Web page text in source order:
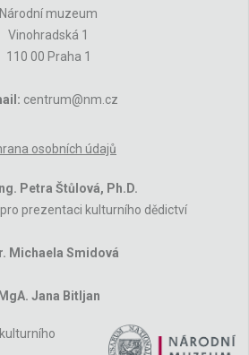
Národní muzeum
Vinohradská 1
110 00 Praha 1
centrum@nm.cz
osobních údajů
Petra Štůlová, Ph.D.
prezentaci kulturního dědictví
Michaela Smidová
MgA. Jana Bitljan